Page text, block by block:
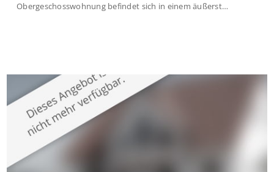
Obergeschosswohnung befindet sich in einem äußerst
großzügige Räume und eine hochwertige Ausstattung, die
modernen Wohnkomfort mit einem stilvollen Ambiente
verbindet. Der […]